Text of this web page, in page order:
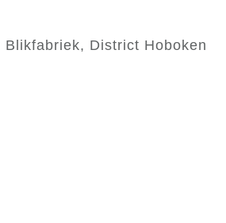
Blikfabriek, District Hoboken